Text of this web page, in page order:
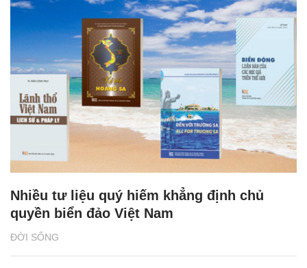
ĐỜI SỐNG
Nhiều tư liệu quý hiếm khẳng định chủ
quyền biển đảo Việt Nam